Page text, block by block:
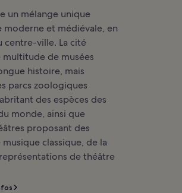
un mélange unique
moderne et médiévale, en
ville. La cité
de musées
histoire, mais
parcs zoologiques
des espèces des
monde, ainsi que
proposant des
classique, de la
de théâtre